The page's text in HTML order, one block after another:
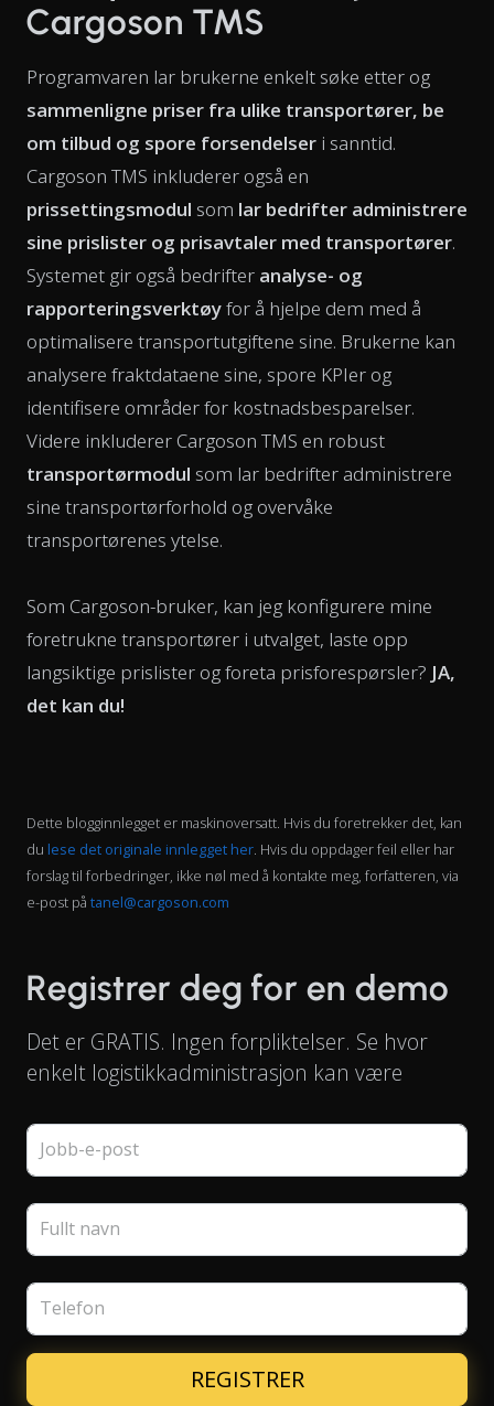
Cargoson TMS
Programvaren lar brukerne enkelt søke etter og
sammenligne priser fra ulike transportører, be
om tilbud og spore forsendelser i sanntid.
Cargoson TMS inkluderer også en
prissettingsmodul som lar bedrifter administrere
sine prislister og prisavtaler med transportører.
Systemet gir også bedrifter analyse- og
rapporteringsverktøyfor å hjelpe dem med å
optimalisere transportutgiftene sine. Brukerne kan
analysere fraktdataene sine, spore KPIer og
identifisere områder for kostnadsbesparelser.
Videre inkluderer Cargoson TMS en robust
transportørmodul som lar bedrifter administrere
sine transportørforhold og overvåke
transportørenes ytelse.
Som Cargoson-bruker, kan jeg konfigurere mine
foretrukne transportører i utvalget, laste opp
langsiktige prislister og foreta prisforespørsler? JA,
det kan du!
Dette blogginnlegget er maskinoversatt. Hvis du foretrekker det, kan
du lese det originale innlegget her. Hvis du oppdager feil eller har
forslag til forbedringer, ikke nøl med å kontakte meg, forfatteren, via
e-post på tanel@cargoson.com
Registrer deg for en demo
Det er GRATIS. Ingen forpliktelser. Se hvor
enkelt logistikkadministrasjon kan være
Jobb-e-post
Fullt navn
Telefon